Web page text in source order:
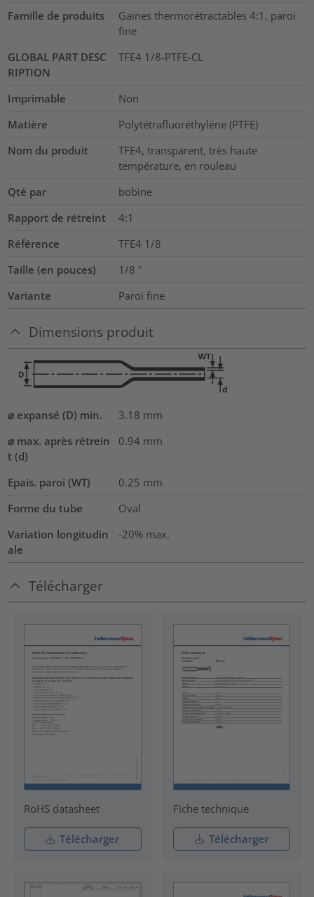
Famille de produits
Gaines thermorétractables 4:1, paroi
fine
GLOBAL PART DESC
RIPTION
TFE4 1/8-PTFE-CL
Imprimable
Non
Matière
Polytétrafluoréthylène (PTFE)
Nom du produit
TFE4, transparent, très haute
température, en rouleau
Qté par
bobine
Rapport de rétreint
4:1
Référence
TFE4 1/8
Taille (en pouces)
1/8 "
Variante
Paroi fine
Dimensions produit
⌀ expansé (D) min. 3.18 mm
⌀ max. après rétrein
t (d)
0.94 mm
Epais. paroi (WT) 0.25 mm
Forme du tube
Oval
Variation longitudin
ale
-20% max.
Télécharger
RoHS datasheet
Télécharger
Fiche technique
Télécharger